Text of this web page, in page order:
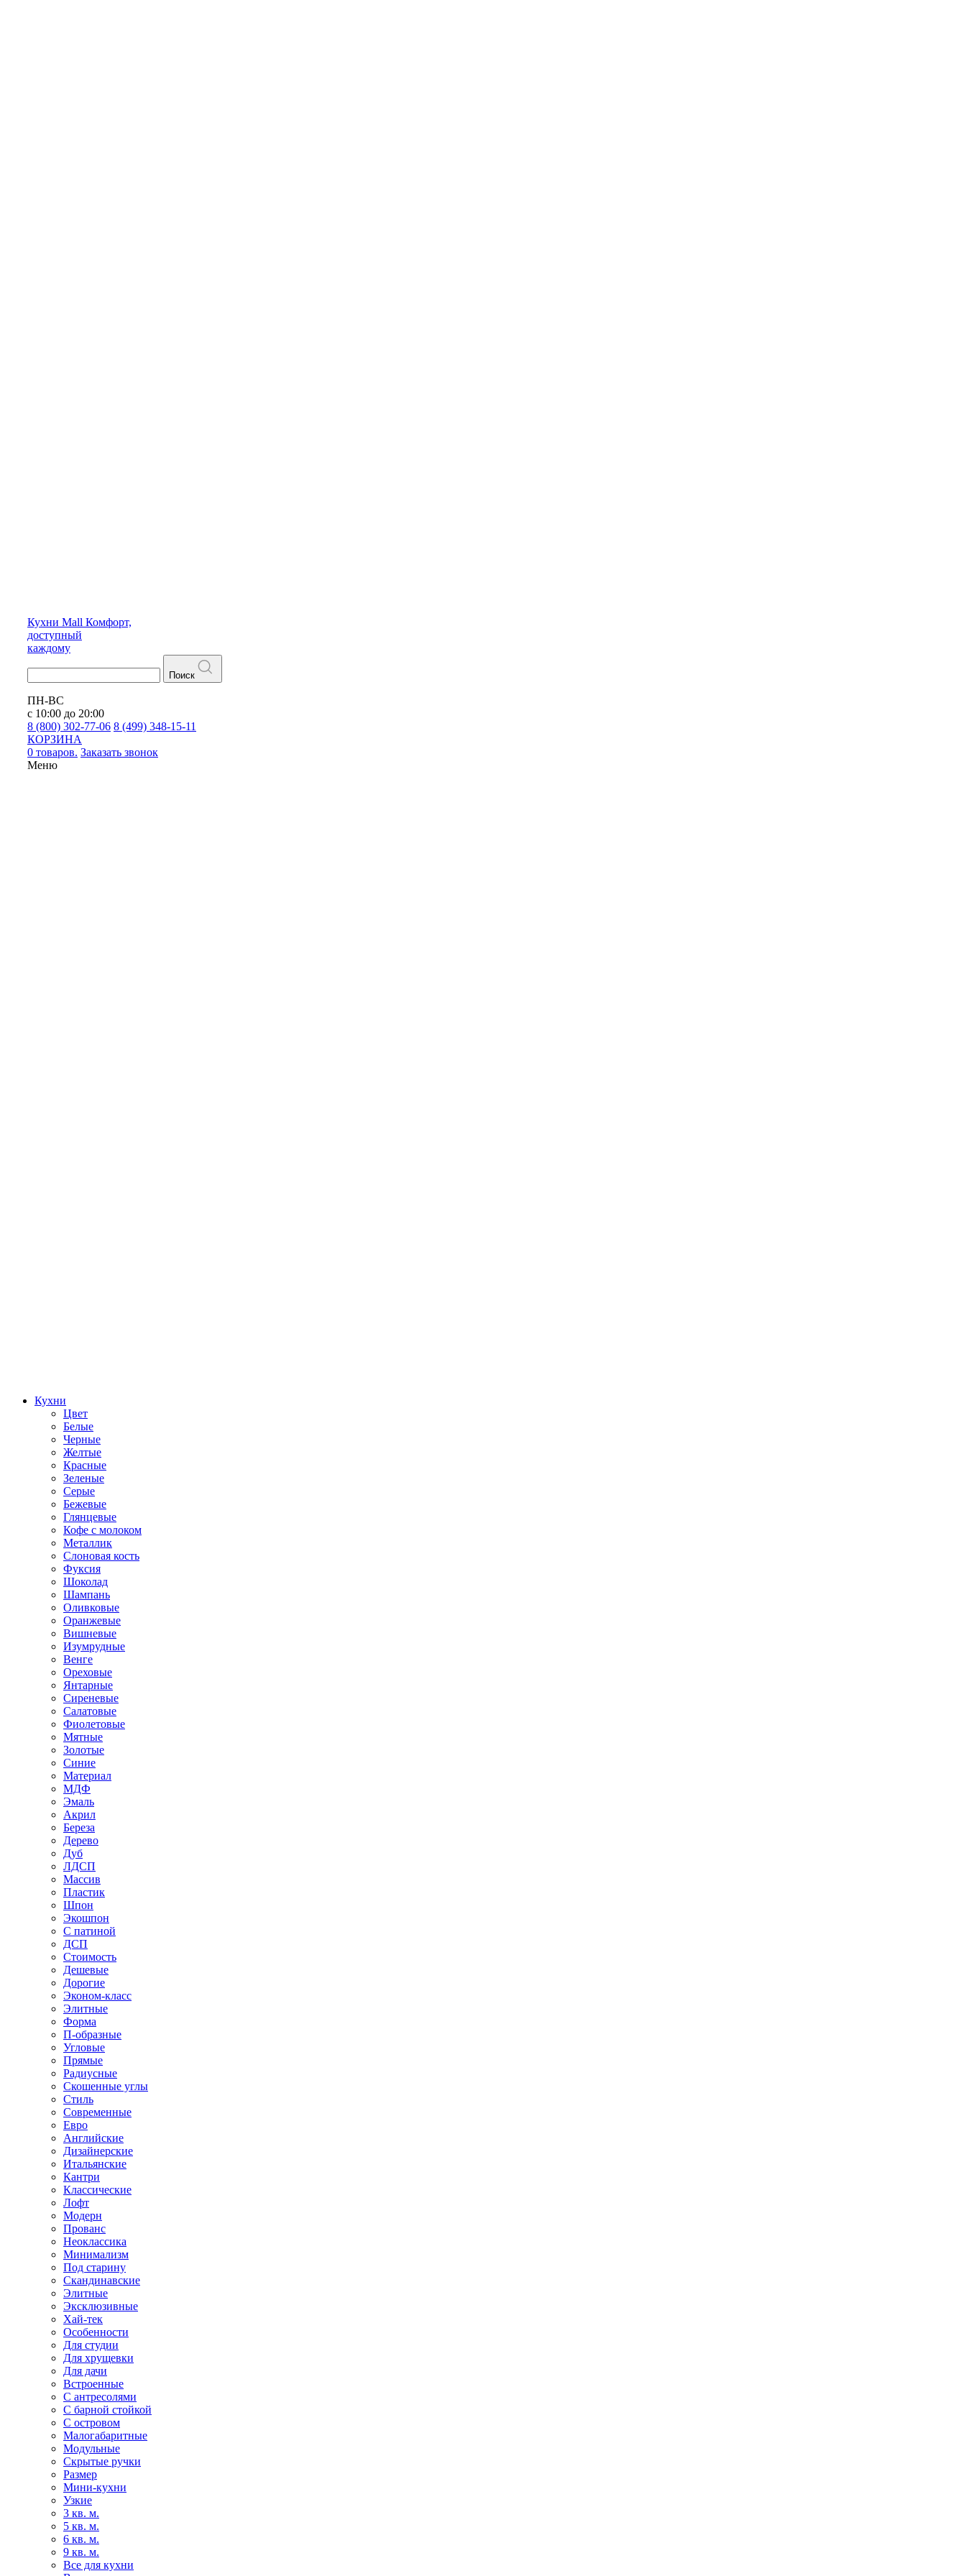
Кухни Mall Комфорт,
доступный
каждому
Поиск
ПН-ВС
с 10:00 до 20:00
8 (800) 302-77-06 8 (499) 348-15-11
КОРЗИНА
0 товаров. Заказать звонок
Меню
Кухни
Цвет
Белые
Черные
Желтые
Красные
Зеленые
Серые
Бежевые
Глянцевые
Кофе с молоком
Металлик
Слоновая кость
Фуксия
Шоколад
Шампань
Оливковые
Оранжевые
Вишневые
Изумрудные
Венге
Ореховые
Янтарные
Сиреневые
Салатовые
Фиолетовые
Мятные
Золотые
Синие
Материал
МДФ
Эмаль
Акрил
Береза
Дерево
Дуб
ЛДСП
Массив
Пластик
Шпон
Экошпон
С патиной
ДСП
Стоимость
Дешевые
Дорогие
Эконом-класс
Элитные
Форма
П-образные
Угловые
Прямые
Радиусные
Скошенные углы
Стиль
Современные
Евро
Английские
Дизайнерские
Итальянские
Кантри
Классические
Лофт
Модерн
Прованс
Неоклассика
Минимализм
Под старину
Скандинавские
Элитные
Эксклюзивные
Хай-тек
Особенности
Для студии
Для хрущевки
Для дачи
Встроенные
С антресолями
С барной стойкой
С островом
Малогабаритные
Модульные
Скрытые ручки
Размер
Мини-кухни
Узкие
3 кв. м.
5 кв. м.
6 кв. м.
9 кв. м.
Все для кухни